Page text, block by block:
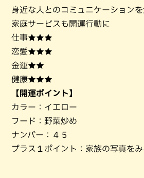
身近な人とのコミュニケーションを
家庭サービスも開運行動に
仕事★★★
恋愛★★★
金運★★
健康★★★
【開運ポイント】
カラー：イエロー
フード：野菜炒め
ナンバー：４５
プラス１ポイント：家族の写真をみ